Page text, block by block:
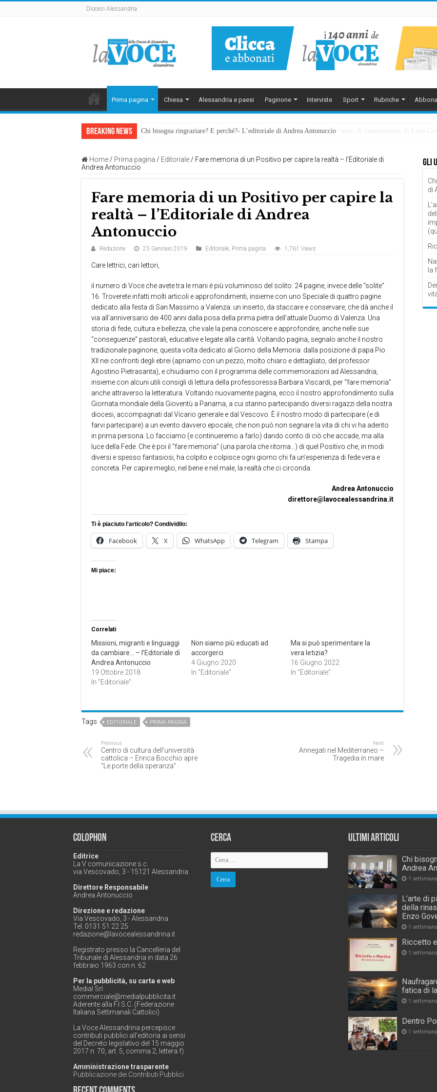
Diocesi Alessandria
Prima pagina Chiesa Alessandria e paesi Paginone Interviste Sport Rubriche
Breaking News Chi bisogna ringraziare? E perché?- L’editoriale di Andrea Antonuccio
L’arte di piegarsi senza spezzarsi: la memoria della rinascita. Manuale pratico di imperfezione, di Enzo
Home / Prima pagina / Editoriale / Fare memoria di un Positivo per capire la realtà – l’Editoriale di
Andrea Antonuccio
Fare memoria di un Positivo per capire la
realtà – l’Editoriale di Andrea
Antonuccio
Redazione 25 Gennaio 2019 Editoriale, Prima pagina 1,761 Views
Care lettrici, cari lettori,
il numero di Voce che avete tra le mani è più voluminoso del solito: 24 pagine, invece delle “solite”
16. Troverete infatti molti articoli e approfondimenti, insieme con uno Speciale di quattro pagine
dedicato alla festa di San Massimo a Valenza: un inserto, da staccare e conservare, che dà anche il
via all’anniversario dei 400 anni dalla posa della prima pietra dell’attuale Duomo di Valenza. Una
storia di fede, cultura e bellezza, che vale la pena conoscere e approfondire, anche nelle sue
“conseguenze” pastorali, educative e legate alla carità. Voltando pagina, segnalo anche il nostro
tradizionale paginone, questa volta dedicato al Giorno della Memoria: dalla posizione di papa Pio
XII nei confronti degli ebrei (apriamo con un pezzo, molto chiaro e dettagliato, del professor
Agostino Pietrasanta), e chiudiamo con il programma delle commemorazioni ad Alessandria,
insieme con alcuni utili consigli di lettura della professoressa Barbara Viscardi, per “fare memoria”
anche attraverso la letteratura. Voltando nuovamente pagina, ecco il nostro approfondimento sulla
Giornata mondiale della Gioventù a Panama, a cui stanno partecipando diversi ragazzi della nostra
diocesi, accompagnati dal Vicario generale e dal Vescovo. È il nostro modo di partecipare (e di
farvi partecipare) a un evento davvero epocale, che non può non segnare la vita di chi vi ha aderito
in prima persona. Lo facciamo (e continueremo a farlo) dando conto di ciò che accade, ma alla
luce della Fede. Che è poi il “fare memoria” (una parola che ritorna…) di quel Positivo che, in modi
diversi e spesso fantasiosi, ha colpito e colpisce ogni giorno chi fa un’esperienza di fede vera e
concreta. Per capire meglio, nel bene e nel male, la realtà che ci circonda.
Andrea Antonuccio
direttore@lavocealessandrina.it
Ti è piaciuto l'articolo? Condividilo:
Facebook X WhatsApp Telegram Stampa
Mi piace:
Correlati
Missioni, migranti e linguaggi
da cambiare… – l’Editoriale di
Andrea Antonuccio
19 Ottobre 2018
In "Editoriale"
Non siamo più educati ad
accorgerci
4 Giugno 2020
In "Editoriale"
Ma si può sperimentare la
vera letizia?
16 Giugno 2022
In "Editoriale"
Tags EDITORIALE PRIMA PAGINA
Previous
Centro di cultura dell’università
cattolica – Enrica Bocchio apre
“Le porte della speranza”
Next
Annegati nel Mediterraneo –
Tragedia in mare
Gli
di
la
Colophon
Editrice
La V comunicazione s.c.
via Vescovado, 3 - 15121 Alessandria
Direttore Responsabile
Andrea Antonuccio
Direzione e redazione
Via Vescovado, 3 - Alessandria
Tel. 0131 51 22 25
redazione@lavocealessandrina.it
Registrato presso la Cancelleria del
Tribunale di Alessandria in data 26
febbraio 1963 con n. 62
Per la pubblicità, su carta e web
Medial Srl
commerciale@medialpubblicita.it
Aderente alla F.I.S.C. (Federazione
Italiana Settimanali Cattolici)
La Voce Alessandrina percepisce
contributi pubblici all'editoria ai sensi
del Decreto legislativo del 15 maggio
2017 n. 70, art. 5, comma 2, lettera f)
Amministrazione trasparente
Pubblicazione dei Contributi Pubblici
Cerca Ultimi Articoli
Chi
Andrea
1
L’arte di
della
Enzo
1
Riccetto
1
fatica di
1
Dentro
1